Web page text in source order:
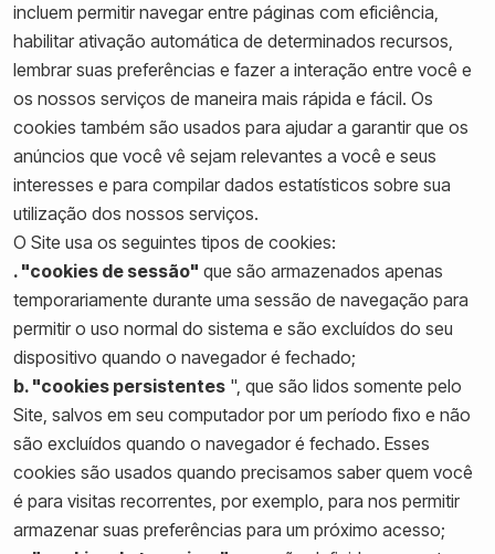
incluem permitir navegar entre páginas com eficiência,
habilitar ativação automática de determinados recursos,
lembrar suas preferências e fazer a interação entre você e
os nossos serviços de maneira mais rápida e fácil. Os
cookies também são usados para ajudar a garantir que os
anúncios que você vê sejam relevantes a você e seus
interesses e para compilar dados estatísticos sobre sua
utilização dos nossos serviços.
O Site usa os seguintes tipos de cookies:
. "cookies de sessão" que são armazenados apenas
temporariamente durante uma sessão de navegação para
permitir o uso normal do sistema e são excluídos do seu
dispositivo quando o navegador é fechado;
b. "cookies persistentes ", que são lidos somente pelo
Site, salvos em seu computador por um período fixo e não
são excluídos quando o navegador é fechado. Esses
cookies são usados quando precisamos saber quem você
é para visitas recorrentes, por exemplo, para nos permitir
armazenar suas preferências para um próximo acesso;